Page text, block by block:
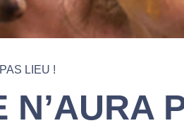
LIEU !